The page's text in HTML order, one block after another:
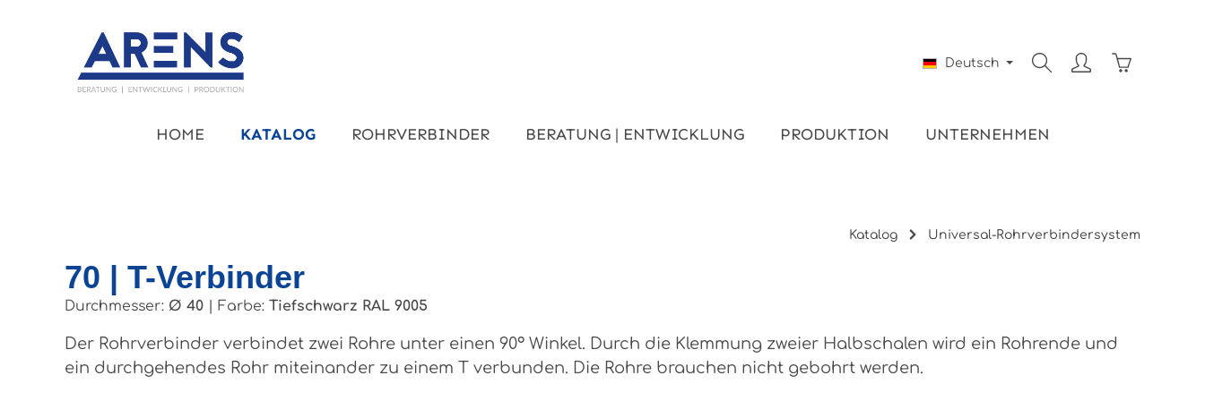
Hauptinhalt springen
Zur Hauptnavigation springen
Deutsch
HOME KATALOG ROHRVERBINDER BERATUNG | ENTWICKLUNG PRODUKTION UNTERNEHMEN
Katalog Universal-Rohrverbindersystem
70 | T-Verbinder
Durchmesser: Ø 40 Farbe: Tiefschwarz RAL 9005
Der Rohrverbinder verbindet zwei Rohre unter einen 90° Winkel. Durch die Klemmung zweier Halbschalen wird ein Rohrende und
ein durchgehendes Rohr miteinander zu einem T verbunden. Die Rohre brauchen nicht gebohrt werden.